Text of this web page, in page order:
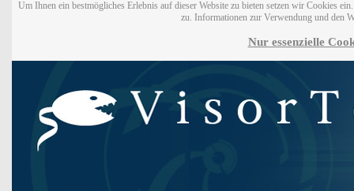
Um Ihnen ein bestmögliches Erlebnis auf dieser Website zu bieten setzen wir Cookies
zu. Informationen zur Verwendung und den
Nur essenzielle